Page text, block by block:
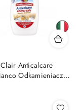
Anticalcare
Odkamieniacz z
ml (Włochy)